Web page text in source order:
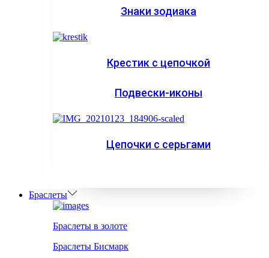
Знаки зодиака
Крестик с цепочкой
Подвески-иконы
Цепочки с серьгами
Браслеты
Браслеты в золоте
Браслеты Бисмарк